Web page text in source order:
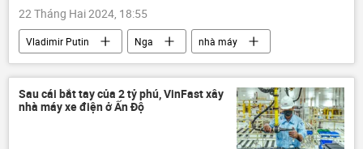
22 Tháng Hai 2024, 18:55
Vladimir Putin Nga
nhà máy
Tu-160
máy bay
Kazan
Thế giới
sản xuất Công nghiệp
Sau cái bắt tay của 2 tỷ phú, VinFast xây
nhà máy xe điện ở Ấn Độ